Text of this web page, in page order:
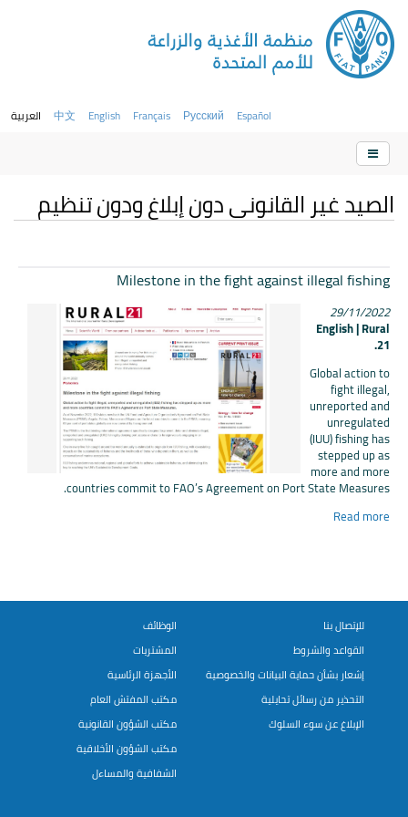
العربية 中文 English Français Русский Español
الصيد غير القانوني دون إبلاغ ودون تنظيم
Milestone in the fight against illegal fishing
29/11/2022
English | Rural
21.
Global action to
fight illegal,
unreported and
unregulated
(IUU) fishing has
stepped up as
more and more
countries commit to FAO’s Agreement on Port State Measures.
Read more
الوظائف
المشتريات
الأجهزة الرئاسية
مكتب المفتش العام
مكتب الشؤون القانونية
مكتب الشؤون الأخلاقية
الشفافية والمساءل
للإتصال بنا
القواعد والشروط
إشعار بشأن حماية البيانات والخصوصية
التحذير من رسائل تحايلية
الإبلاغ عن سوء السلوك